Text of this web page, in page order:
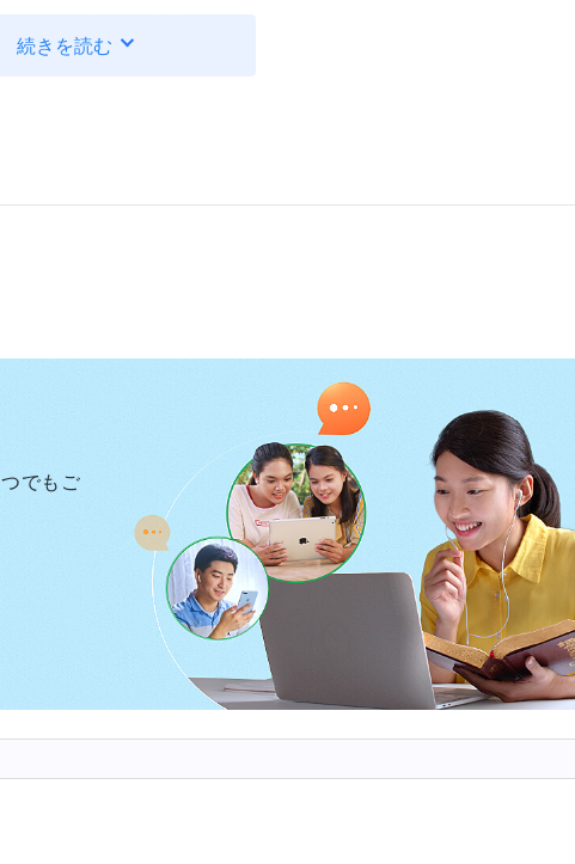
。別の牧師は大声で妻を叱りました。「主に背を向けてい
方を目にして、本当に頭にきた私は、こう思いました。
非難し断罪するなんて。妻を許し、愛し、助け、辛抱強く
てそんなに横暴になれるんだ？」と。
も思いやりも寛容さも一切持ち合わせていない。あれで
ると。本当に腹が立って、集会で、王牧師に聞きました。
言うんです？ よくもそんなばかげたうわさを」と。王牧
東方閃電を信じ、主を裏切っては困ると思った。彼らのい
師の口から出たことが、本当に信じられませんでした。
言葉は、ただ、しかり、しかり、否、否、であるべきだ
（マタイによる福音書5:37）。主は私たちに、ごまかさずに
捏造してはならないと、教えています。でも牧師はあり
ていない。王牧師は信徒のためだといいましたが、まる
あと、私は作業にまったく集中できず、早めに帰宅しま
えを聞き、すばらしい、実際的な教えだと思いましたが、
続きを読む
でもご